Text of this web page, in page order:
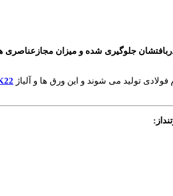
دربافتشان جلوگیری شده و میزان
تولید می شوند و این ورق ها و آلیاژ